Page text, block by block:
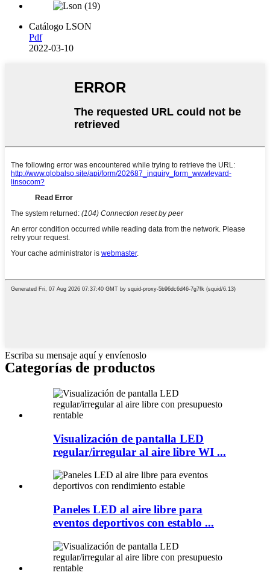
Catálogo LSON
Pdf
2022-03-10
Escriba su mensaje aquí y envíenoslo
Categorías de productos
Visualización de pantalla LED
regular/irregular al aire libre WI ...
Paneles LED al aire libre para
eventos deportivos con establo ...